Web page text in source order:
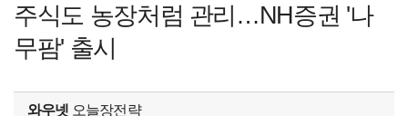
주식도 농장처럼 관리…NH증권 '나
무팜' 출시
와우넷 오늘장전략